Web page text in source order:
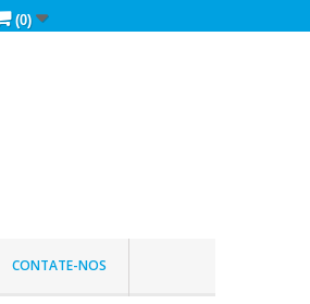
(0)
CONTATE-NOS